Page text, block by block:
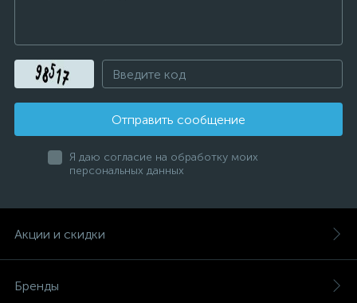
Отправить сообщение
Я даю согласие на обработку моих
персональных данных
Акции и скидки
Бренды